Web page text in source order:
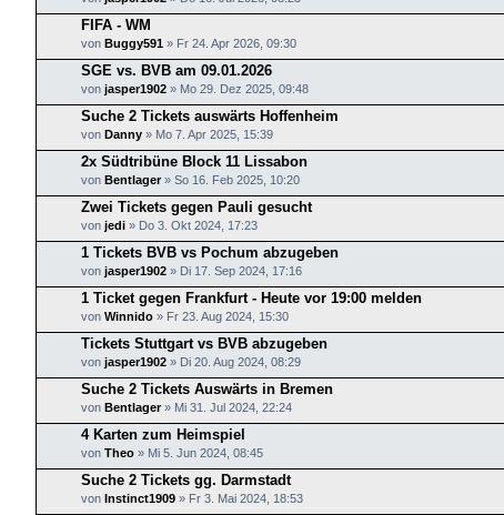
FIFA - WM
von Buggy591 » Fr 24. Apr 2026, 09:30
SGE vs. BVB am 09.01.2026
von jasper1902 » Mo 29. Dez 2025, 09:48
Suche 2 Tickets auswärts Hoffenheim
von Danny » Mo 7. Apr 2025, 15:39
2x Südtribüne Block 11 Lissabon
von Bentlager» So 16. Feb 2025, 10:20
Zwei Tickets gegen Pauli gesucht
von jedi » Do 3. Okt 2024, 17:23
1 Tickets BVB vs Pochum abzugeben
von jasper1902 » Di 17. Sep 2024, 17:16
1 Ticket gegen Frankfurt - Heute vor 19:00 melden
von Winnido » Fr 23. Aug 2024, 15:30
Tickets Stuttgart vs BVB abzugeben
von jasper1902 » Di 20. Aug 2024, 08:29
Suche 2 Tickets Auswärts in Bremen
von Bentlager» Mi 31. Jul 2024, 22:24
4 Karten zum Heimspiel
von Theo » Mi 5. Jun 2024, 08:45
Suche 2 Tickets gg. Darmstadt
von Instinct1909 » Fr 3. Mai 2024, 18:53